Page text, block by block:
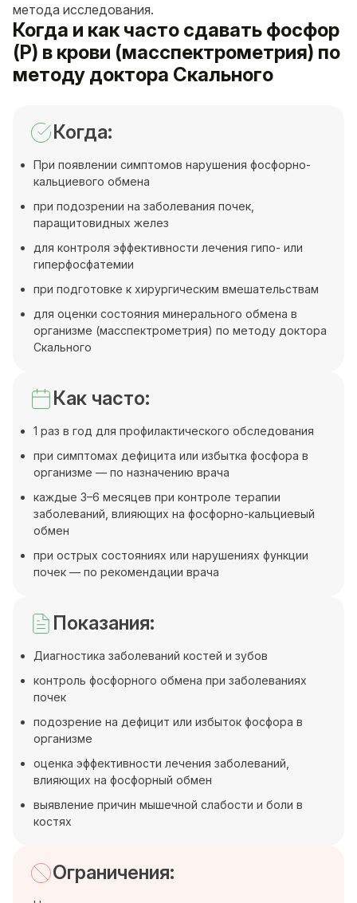
метода исследования.
Когда и как часто сдавать фосфор
(P) в крови (масспектрометрия) по
методу доктора Скального
Когда:
При появлении симптомов нарушения фосфорно-
кальциевого обмена
при подозрении на заболевания почек,
паращитовидных желез
для контроля эффективности лечения гипо- или
гиперфосфатемии
при подготовке к хирургическим вмешательствам
для оценки состояния минерального обмена в
организме (масспектрометрия) по методу доктора
Скального
Как часто:
1 раз в год для профилактического обследования
при симптомах дефицита или избытка фосфора в
организме — по назначению врача
каждые 3–6 месяцев при контроле терапии
заболеваний, влияющих на фосфорно-кальциевый
обмен
при острых состояниях или нарушениях функции
почек — по рекомендации врача
Показания:
Диагностика заболеваний костей и зубов
контроль фосфорного обмена при заболеваниях
почек
подозрение на дефицит или избыток фосфора в
организме
оценка эффективности лечения заболеваний,
влияющих на фосфорный обмен
выявление причин мышечной слабости и боли в
костях
Ограничения: